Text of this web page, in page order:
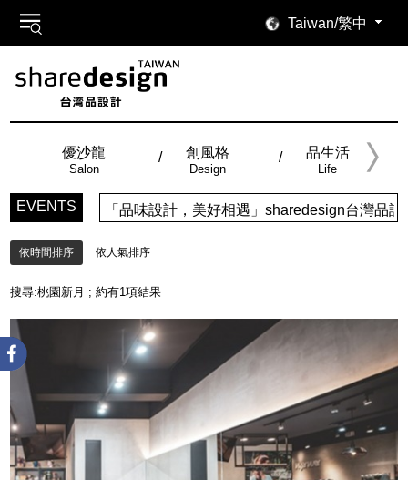
Taiwan/繁中
優沙龍
Salon
創風格
Design
品生活
Life
EVENTS 「品味設計，美好相遇」sharedesign台灣品
依時間排序 依人氣排序
搜尋:桃園新月 ; 約有1項結果